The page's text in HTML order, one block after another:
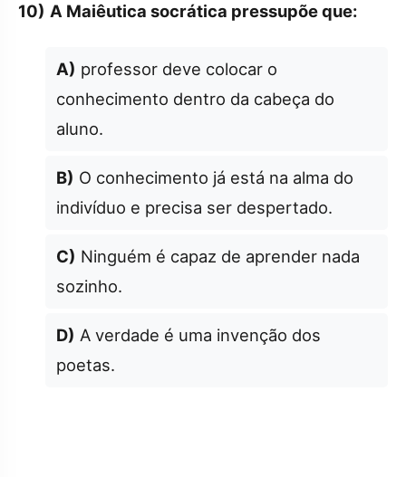
10) A Maiêutica socrática pressupõe que:
A) professor deve colocar o
conhecimento dentro da cabeça do
aluno.
B) O conhecimento já está na alma do
indivíduo e precisa ser despertado.
C) Ninguém é capaz de aprender nada
sozinho.
D) A verdade é uma invenção dos
poetas.